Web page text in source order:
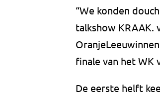
“We konden
talkshow KRAAK.
finale van het WK
De eerste helft